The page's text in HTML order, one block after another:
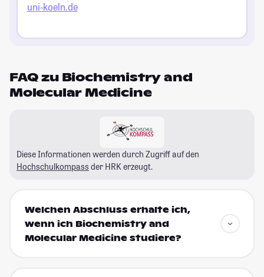
uni-koeln.de
FAQ zu Biochemistry and
Molecular Medicine
Diese Informationen werden durch Zugriff auf den
Hochschulkompass der HRK erzeugt.
Welchen Abschluss erhalte ich,
wenn ich Biochemistry and
Molecular Medicine studiere?